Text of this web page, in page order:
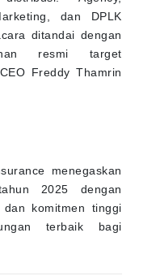
dan DPLK
ditandai dengan
resmi target
Freddy Thamrin
menegaskan
2025 dengan
komitmen tinggi
terbaik bagi